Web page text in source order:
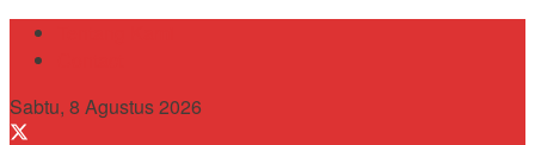
Sabtu, 8 Agustus 2026